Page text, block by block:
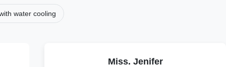
water cooling
Miss. Jenifer